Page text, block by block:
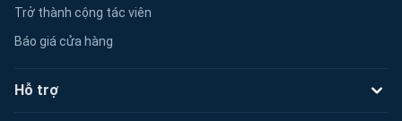
Trở thành cộng tác viên
Báo giá cửa hàng
Hỗ trợ